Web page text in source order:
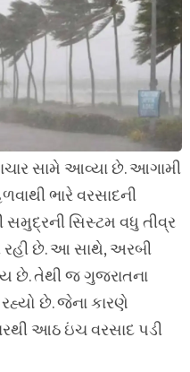
સામે આવ્યા છે. આગામી
ભારે વરસાદની
સિસ્ટમ વધુ તીવ્ર
છે. આ સાથે, અરબી
છે. તેથી જ ગુજરાતના
છે. જેના કારણે
આઠ ઇંચ વરસાદ પડી